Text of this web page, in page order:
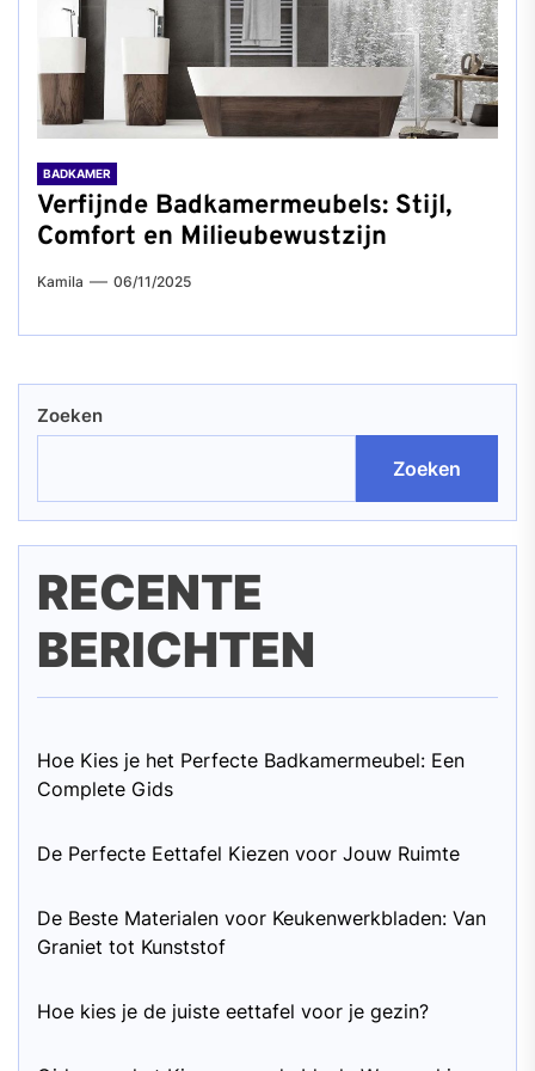
BADKAMER
Verfijnde Badkamermeubels: Stijl,
Comfort en Milieubewustzijn
Kamila 06/11/2025
Zoeken
Zoeken
RECENTE
BERICHTEN
Hoe Kies je het Perfecte Badkamermeubel: Een
Complete Gids
De Perfecte Eettafel Kiezen voor Jouw Ruimte
De Beste Materialen voor Keukenwerkbladen: Van
Graniet tot Kunststof
Hoe kies je de juiste eettafel voor je gezin?